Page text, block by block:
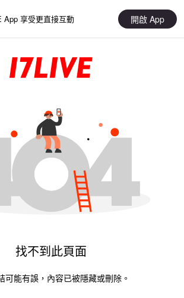
App 享受更直接互動 開啟 App
找不到此頁面
可能有誤，內容已被隱藏或刪除。